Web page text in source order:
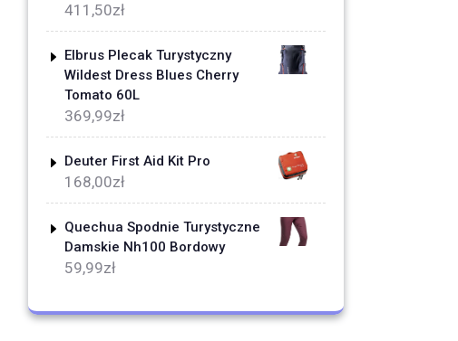
411,50zł
Elbrus Plecak Turystyczny
Wildest Dress Blues Cherry
Tomato 60L
369,99zł
Deuter First Aid Kit Pro
168,00zł
Quechua Spodnie Turystyczne
Damskie Nh100 Bordowy
59,99zł